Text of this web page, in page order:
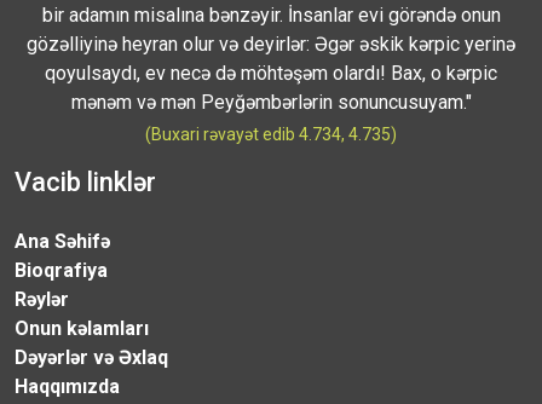
bir adamın misalına bənzəyir. İnsanlar evi görəndə onun
gözəlliyinə heyran olur və deyirlər: Əgər əskik kərpic yerinə
qoyulsaydı, ev necə də möhtəşəm olardı! Bax, o kərpic
mənəm və mən Peyğəmbərlərin sonuncusuyam."
(Buxari rəvayət edib 4.734, 4.735)
Vacib linklər
Ana Səhifə
Bioqrafiya
Rəylər
Onun kəlamları
Dəyərlər və Əxlaq
Haqqımızda